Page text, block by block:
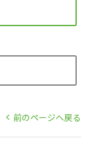
前のページへ戻る